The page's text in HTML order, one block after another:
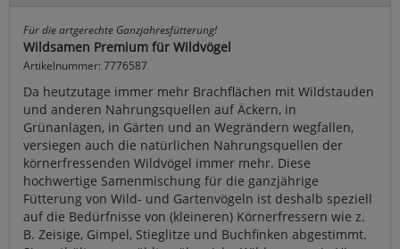
Für die artgerechte Ganzjahresfütterung!
Wildsamen Premium für Wildvögel
Artikelnummer: 7776587
Da heutzutage immer mehr Brachflächen mit Wildstauden
und anderen Nahrungsquellen auf Äckern, in
Grünanlagen, in Gärten und an Wegrändern wegfallen,
versiegen auch die natürlichen Nahrungsquellen der
körnerfressenden Wildvögel immer mehr. Diese
hochwertige Samenmischung für die ganzjährige
Fütterung von Wild- und Gartenvögeln ist deshalb speziell
auf die Bedürfnisse von (kleineren) Körnerfressern wie z.
B. Zeisige, Gimpel, Stieglitze und Buchfinken abgestimmt.